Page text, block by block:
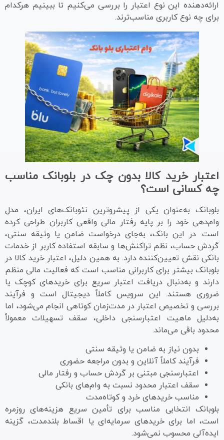
ارائه‌دهنده این نوع اعتبار را بررسی می‌کنیم تا ببینیم هرکدام
برای چه نوع کاربری مناسب‌ترند.
اعتبار خرید کالا بدون چک در بلوبانک مناسب
چه کسانی است؟
بلوبانک به‌عنوان یکی از پیشروترین نئوبانک‌های ایران، مدل
وام‌دهی خود را بر پایه رفتار مالی واقعی کاربران طراحی کرده
است. در این بانک، به‌جای درخواست ضامن یا وثیقه سنتی،
گردش حساب، نظم تراکنش‌ها و سابقه استفاده کاربر از خدمات
بانکی نقش تعیین‌کننده دارد. به همین دلیل، اعتبار خرید کالا در
بلوبانک بیشتر برای کاربرانی مناسب است که فعالیت مالی منظم
دارند و به‌دنبال دریافت اعتبار سریع برای خریدهای کوچک یا
ضروری هستند. این سرویس کاملاً دیجیتال است و فرآیند
بررسی و تخصیص اعتبار در مدت‌زمان کوتاهی انجام می‌شود، اما
به‌دلیل ماهیت اعتبارسنجی داخلی، سقف تسهیلات معمولاً
محدود باقی می‌ماند.
بدون نیاز به ضامن یا وثیقه سنتی
فرآیند کاملاً آنلاین و بدون مراجعه حضوری
اعتبارسنجی مبتنی بر گردش حساب و رفتار مالی
سقف اعتبار محدود نسبت به وام‌های بانکی
مناسب خریدهای خرد و کوتاه‌مدت
بلوبانک انتخابی مناسب برای تأمین سریع هزینه‌های روزمره
است، اما برای خریدهای سرمایه‌ای یا اقساط بلندمدت، گزینه
ایده‌آلی محسوب نمی‌شود.